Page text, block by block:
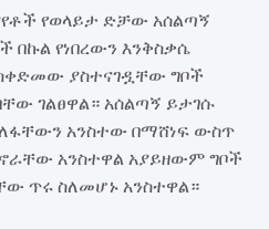
የወላይታ ድቻው አሰልጣኝ
የነበረውን እንቅስቃሴ
ያስተናገዷቸው ግቦች
ገልፀዋል። አሰልጣኝ ይታገሱ
አንስተው በማሸነፍ ውስጥ
አንስተዋል አያይዘውም ግቦች
ጥሩ ስለመሆኑ አንስተዋል።